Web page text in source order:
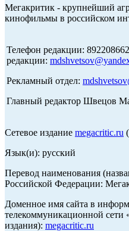
Мегакритик - крупнейший
кинофильмы в российском
Телефон редакции:
редакции:
Рекламный отдел:
Главный редактор Швецов
Сетевое издание megacritic.ru
Язык(и): русский
Перевод наименования
Российской Федерации:
Доменное имя сайта в
телекоммуникационной сети
издания): megacritic.ru